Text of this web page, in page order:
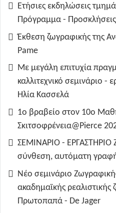
Ετήσιες εκδηλώσεις
Πρόγραμμα - Προσκλήσεις
Έκθεση ζωγραφικής της
Pame
Με μεγάλη επιτυχία
καλλιτεχνικό σεμινάριο
Ηλία Κασσελά
1ο βραβείο στον 10ο
Σκιτσοφρένεια@Pierce
ΣΕΜΙΝΑΡΙΟ - ΕΡΓΑΣΤΗΡΙΟ
σύνθεση, αυτόματη
Νέο σεμινάριο
ακαδημαϊκής
Πρωτοπαπά - De Jager